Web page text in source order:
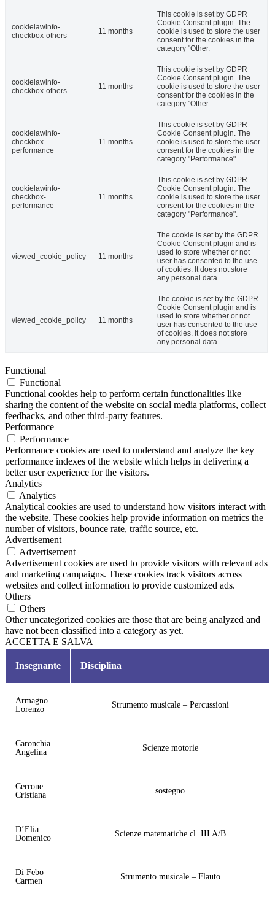
cookielawinfo-
checkbox-others
11 months
This cookie is set by GDPR
Cookie Consent plugin. The
cookie is used to store the user
consent for the cookies in the
category "Other.
cookielawinfo-
checkbox-others
11 months
This cookie is set by GDPR
Cookie Consent plugin. The
cookie is used to store the user
consent for the cookies in the
category "Other.
cookielawinfo-
checkbox-
performance
11 months
This cookie is set by GDPR
Cookie Consent plugin. The
cookie is used to store the user
consent for the cookies in the
category "Performance".
cookielawinfo-
checkbox-
performance
11 months
This cookie is set by GDPR
Cookie Consent plugin. The
cookie is used to store the user
consent for the cookies in the
category "Performance".
viewed_cookie_policy 11 months
The cookie is set by the GDPR
Cookie Consent plugin and is
used to store whether or not
user has consented to the use
of cookies. It does not store
any personal data.
viewed_cookie_policy 11 months
The cookie is set by the GDPR
Cookie Consent plugin and is
used to store whether or not
user has consented to the use
of cookies. It does not store
any personal data.
Functional
Functional
Functional cookies help to perform certain functionalities like
sharing the content of the website on social media platforms, collect
feedbacks, and other third-party features.
Performance
Performance
Performance cookies are used to understand and analyze the key
performance indexes of the website which helps in delivering a
better user experience for the visitors.
Analytics
Analytics
Analytical cookies are used to understand how visitors interact with
the website. These cookies help provide information on metrics the
number of visitors, bounce rate, traffic source, etc.
Advertisement
Advertisement
Advertisement cookies are used to provide visitors with relevant ads
and marketing campaigns. These cookies track visitors across
websites and collect information to provide customized ads.
Others
Others
Other uncategorized cookies are those that are being analyzed and
have not been classified into a category as yet.
ACCETTA E SALVA
Insegnante Disciplina
Armagno
Lorenzo
Strumento musicale – Percussioni
Caronchia
Angelina
Scienze motorie
Cerrone
Cristiana
sostegno
D’Elia
Domenico
Scienze matematiche cl. III A/B
Di Febo
Carmen
Strumento musicale – Flauto